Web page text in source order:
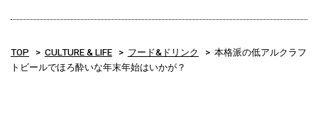
TOP CULTURE & LIFE フード&ドリンク
本格派の低アルクラフ
トビールでほろ酔いな年末年始はいかが？